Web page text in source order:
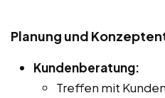
Planung und
Kundenberatung:
Treffen mit